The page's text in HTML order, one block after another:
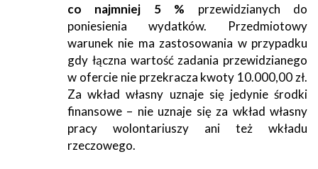
co najmniej 5 % przewidzianych do
poniesienia wydatków. Przedmiotowy
warunek nie ma zastosowania w przypadku
gdy łączna wartość zadania przewidzianego
w ofercie nie przekracza kwoty 10.000,00 zł.
Za wkład własny uznaje się jedynie środki
finansowe – nie uznaje się za wkład własny
pracy wolontariuszy ani też wkładu
rzeczowego.